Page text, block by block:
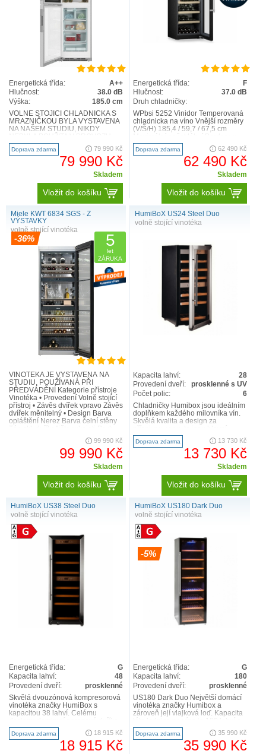
Energetická třída:
A++
Hlučnost:
38.0 dB
Výška:
185.0 cm
VOLNĚ STOJÍCÍ CHLADNIČKA S
MRAZNIČKOU BYLA VYSTAVENA
NA NAŠEM STUDIU, NIKDY
Volně stojící chladnička s
mrazničkou s dv..
Doprava zdarma 79 990 Kč
79 990 Kč
Skladem
Vložit do košíku
Energetická třída:
F
Hlučnost:
37.0 dB
Druh chladničky:
WPbsi 5252 Vinidor Temperovaná
chladnicka na víno Vnější rozměry
(V/Š/H) 185,4 / 59,7 / 67,5 cm
0,75 l 155 Teplot..
Doprava zdarma 62 490 Kč
62 490 Kč
Skladem
Vložit do košíku
Miele KWT 6834 SGS - Z
VÝSTAVKY
volně stojící vinotéka
-36% 5
let
ZÁRUKA
VINOTÉKA JE VYSTAVENÁ NA
STUDIU, POUŽÍVANÁ PŘI
PŘEDVÁDĚNÍ Kategorie přístroje
Vinotéka • Provedení Volně stojící
přístroj • Závěs dvířek vpravo Závěs
dvířek měnitelný • Design Barva
opláštění Nerez Barva čelní stěny
99 990 Kč
99 990 Kč
Skladem
Vložit do košíku
HumiBoX US24 Steel Duo
volně stojící vinotéka
Kapacita lahví:
28
Provedení dveří:
prosklenné s UV
Počet polic:
6
Chladničky Humibox jsou ideálním
doplňkem každého milovníka vín.
Skvělá kvalita a design za
charakteristiky naší značky..
Doprava zdarma 13 730 Kč
13 730 Kč
Skladem
Vložit do košíku
HumiBoX US38 Steel Duo
volně stojící vinotéka
Energetická třída:
G
Kapacita lahví:
48
Provedení dveří:
prosklenné
Skvělá dvouzónová kompresorová
vinotéka značky HumiBox s
kapacitou 38 lahví. Celému
samozřejmostí jsou dřevěné výsuv..
Doprava zdarma 18 915 Kč
18 915 Kč
HumiBoX US180 Dark Duo
volně stojící vinotéka
-5%
Energetická třída:
G
Kapacita lahví:
180
Provedení dveří:
prosklenné
US180 Dark Duo Největší domácí
vinotéka značky Humibox a
zároveň její vlajková loď. Kapacita
to vše při spotřeb..
Doprava zdarma 35 990 Kč
35 990 Kč